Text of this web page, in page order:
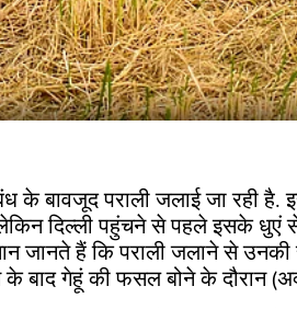
के बावजूद पराली जलाई जा रही है.
दिल्ली पहुंचने से पहले इसके धुएं से
जानते हैं कि पराली जलाने से
के बाद गेहूं की फसल बोने के दौरान